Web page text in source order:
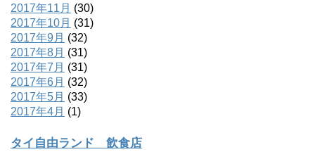
2017年11月 (30)
2017年10月 (31)
2017年9月 (32)
2017年8月 (31)
2017年7月 (31)
2017年6月 (32)
2017年5月 (33)
2017年4月 (1)
タイ自由ランド 飲食店